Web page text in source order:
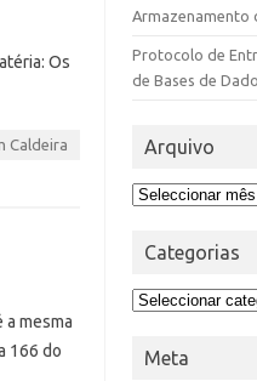
Os
Caldeira
a mesma
166 do
Armazenamento
Protocolo de
de Bases de
Arquivo
Categorias
Meta